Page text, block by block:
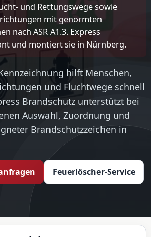
und Rettungswege sowie
mit genormten
nach ASR A1.3. Express
und montiert sie in Nürnberg.
hilft Menschen,
und Fluchtwege schnell
Brandschutz unterstützt bei
Auswahl, Zuordnung und
Brandschutzzeichen in
Feuerlöscher-Service